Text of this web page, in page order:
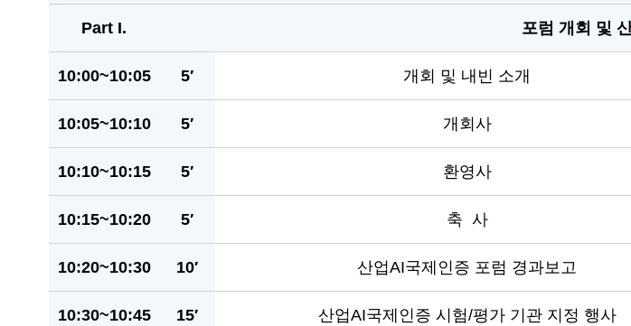
Part I. 포럼 개회 및
10:00~10:05 5′ 개회 및 내빈 소개
10:05~10:10 5′ 개회사
10:10~10:15 5′ 환영사
10:15~10:20 5′ 축 사
10:20~10:30 10′ 산업AI국제인증 포럼 경과보고
10:30~10:45 15′ 산업AI국제인증 시험/평가 기관 지정 행사